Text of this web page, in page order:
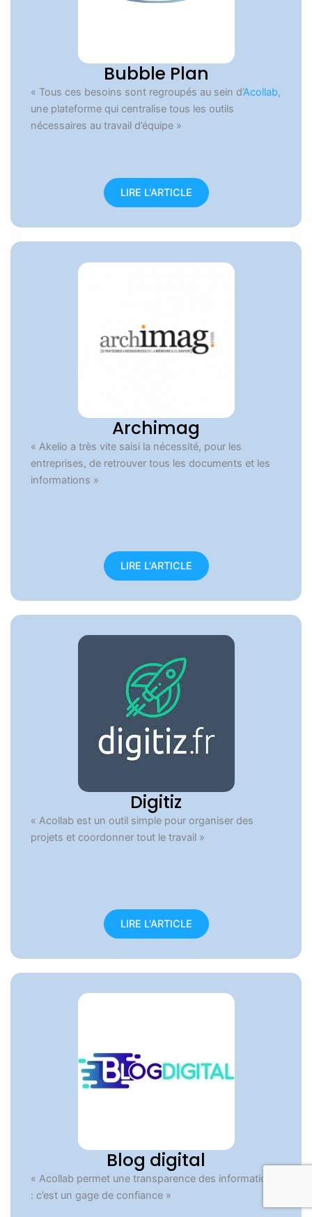
Bubble Plan
« Tous ces besoins sont regroupés au sein d’Acollab,
une plateforme qui centralise tous les outils
nécessaires au travail d’équipe »
LIRE L'ARTICLE
Archimag
« Akelio a très vite saisi la nécessité, pour les
entreprises, de retrouver tous les documents et les
informations »
LIRE L'ARTICLE
Digitiz
« Acollab est un outil simple pour organiser des
projets et coordonner tout le travail »
LIRE L'ARTICLE
Blog digital
« Acollab permet une transparence des informations
: c’est un gage de confiance »